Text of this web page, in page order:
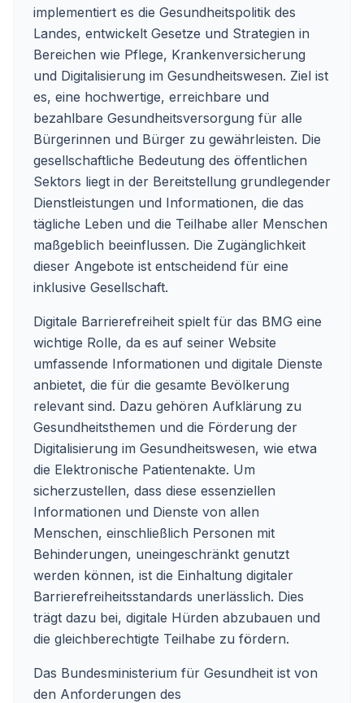
implementiert es die Gesundheitspolitik des
Landes, entwickelt Gesetze und Strategien in
Bereichen wie Pflege, Krankenversicherung
und Digitalisierung im Gesundheitswesen. Ziel ist
es, eine hochwertige, erreichbare und
bezahlbare Gesundheitsversorgung für alle
Bürgerinnen und Bürger zu gewährleisten. Die
gesellschaftliche Bedeutung des öffentlichen
Sektors liegt in der Bereitstellung grundlegender
Dienstleistungen und Informationen, die das
tägliche Leben und die Teilhabe aller Menschen
maßgeblich beeinflussen. Die Zugänglichkeit
dieser Angebote ist entscheidend für eine
inklusive Gesellschaft.
Digitale Barrierefreiheit spielt für das BMG eine
wichtige Rolle, da es auf seiner Website
umfassende Informationen und digitale Dienste
anbietet, die für die gesamte Bevölkerung
relevant sind. Dazu gehören Aufklärung zu
Gesundheitsthemen und die Förderung der
Digitalisierung im Gesundheitswesen, wie etwa
die Elektronische Patientenakte. Um
sicherzustellen, dass diese essenziellen
Informationen und Dienste von allen
Menschen, einschließlich Personen mit
Behinderungen, uneingeschränkt genutzt
werden können, ist die Einhaltung digitaler
Barrierefreiheitsstandards unerlässlich. Dies
trägt dazu bei, digitale Hürden abzubauen und
die gleichberechtigte Teilhabe zu fördern.
Das Bundesministerium für Gesundheit ist von
den Anforderungen des